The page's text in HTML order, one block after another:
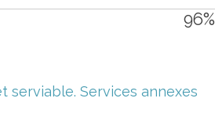
96%
serviable. Services annexes